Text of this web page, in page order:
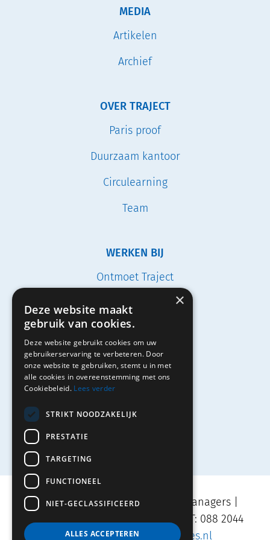
MEDIA
Artikelen
Archief
OVER TRAJECT
Paris proof
Duurzaam kantoor
Circulearning
Team
WERKEN BIJ
Ontmoet Traject
Vacatures
Studenten
Solliciteren
Movares | TRAJECT Adviseurs & Managers |
Velperplein 23, 6811 AH Arnhem | T: 088 2044
500 | E:info.traject@movares.nl
×
Deze website maakt
gebruik van cookies.
Deze website gebruikt cookies om uw
gebruikerservaring te verbeteren. Door
onze website te gebruiken, stemt u in met
alle cookies in overeenstemming met ons
Cookiebeleid. Lees verder
STRIKT NOODZAKELIJK
PRESTATIE
TARGETING
FUNCTIONEEL
NIET-GECLASSIFICEERD
ALLES ACCEPTEREN